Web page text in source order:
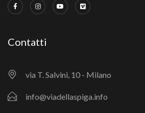
Contatti
via T. Salvini, 10 - Milano
info@viadellaspiga.info